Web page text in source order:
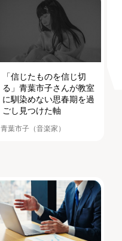
「信じたものを信じ切
る」青葉市子さんが教室
に馴染めない思春期を過
ごし見つけた軸
青葉市子（音楽家）